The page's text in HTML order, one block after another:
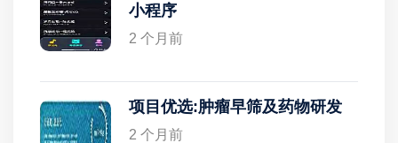
小程序
2 个月前
项目优选:肿瘤早筛及药物研发
2 个月前